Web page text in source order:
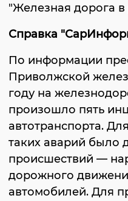
"Железная дорога в
Справка
По информации
Приволжской
году на
произошло пять
автотранспорта.
таких аварий было
происшествий —
дорожного
автомобилей. Для